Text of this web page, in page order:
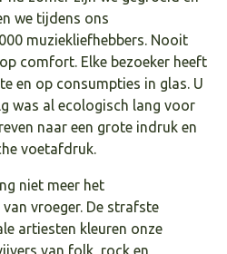
we tijdens ons
muziekliefhebbers. Nooit
comfort. Elke bezoeker heeft
en op consumpties in glas. U
was al ecologisch lang voor
naar een grote indruk en
voetafdruk.
niet meer het
vroeger. De strafste
artiesten kleuren onze
van folk, rock en